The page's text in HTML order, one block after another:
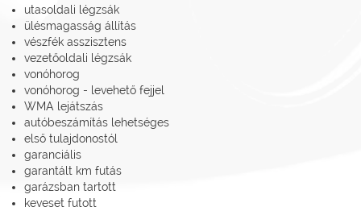
utasoldali légzsák
ülésmagasság állítás
vészfék asszisztens
vezetőoldali légzsák
vonóhorog
vonóhorog - levehető fejjel
WMA lejátszás
autóbeszámítás lehetséges
első tulajdonostól
garanciális
garantált km futás
garázsban tartott
keveset futott